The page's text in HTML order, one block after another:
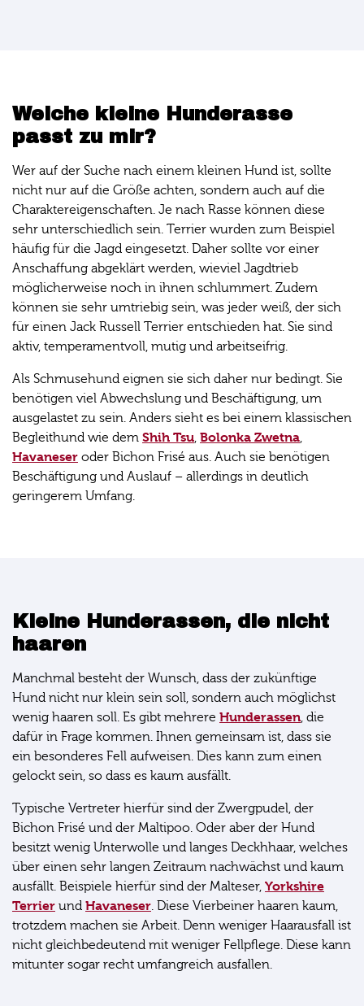
Welche kleine Hunderasse
passt zu mir?
Wer auf der Suche nach einem kleinen Hund ist, sollte
nicht nur auf die Größe achten, sondern auch auf die
Charaktereigenschaften. Je nach Rasse können diese
sehr unterschiedlich sein. Terrier wurden zum Beispiel
häufig für die Jagd eingesetzt. Daher sollte vor einer
Anschaffung abgeklärt werden, wieviel Jagdtrieb
möglicherweise noch in ihnen schlummert. Zudem
können sie sehr umtriebig sein, was jeder weiß, der sich
für einen Jack Russell Terrier entschieden hat. Sie sind
aktiv, temperamentvoll, mutig und arbeitseifrig.
Als Schmusehund eignen sie sich daher nur bedingt. Sie
benötigen viel Abwechslung und Beschäftigung, um
ausgelastet zu sein. Anders sieht es bei einem klassischen
Begleithund wie dem Shih Tsu Bolonka Zwetna
Havaneser oder Bichon Frisé aus. Auch sie benötigen
Beschäftigung und Auslauf – allerdings in deutlich
geringerem Umfang.
Kleine Hunderassen, die nicht
haaren
Manchmal besteht der Wunsch, dass der zukünftige
Hund nicht nur klein sein soll, sondern auch möglichst
wenig haaren soll. Es gibt mehrere Hunderassen , die
dafür in Frage kommen. Ihnen gemeinsam ist, dass sie
ein besonderes Fell aufweisen. Dies kann zum einen
gelockt sein, so dass es kaum ausfällt.
Typische Vertreter hierfür sind der Zwergpudel, der
Bichon Frisé und der Maltipoo. Oder aber der Hund
besitzt wenig Unterwolle und langes Deckhhaar, welches
über einen sehr langen Zeitraum nachwächst und kaum
ausfällt. Beispiele hierfür sind der Malteser, Yorkshire
Terrier und Havaneser . Diese Vierbeiner haaren kaum,
trotzdem machen sie Arbeit. Denn weniger Haarausfall ist
nicht gleichbedeutend mit weniger Fellpflege. Diese kann
mitunter sogar recht umfangreich ausfallen.